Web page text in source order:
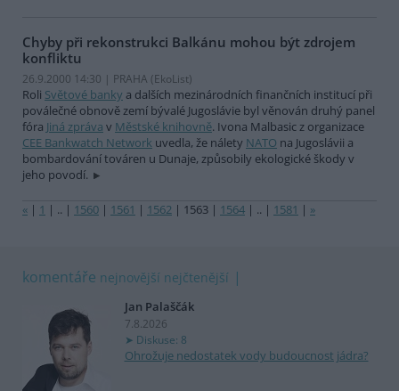
Chyby při rekonstrukci Balkánu mohou být zdrojem
konfliktu
26.9.2000 14:30 | PRAHA (EkoList)
Roli Světové banky a dalších mezinárodních finančních institucí při
poválečné obnově zemí bývalé Jugoslávie byl věnován druhý panel
fóra Jiná zpráva v Městské knihovně. Ivona Malbasic z organizace
CEE Bankwatch Network uvedla, že nálety NATO na Jugoslávii a
bombardování továren u Dunaje, způsobily ekologické škody v
jeho povodí.
« | 1 | .. | 1560 | 1561 | 1562 | 1563 | 1564 | .. | 1581 | »
komentáře nejnovější nejčtenější
Jan Palaščák
7.8.2026
Diskuse: 8
Ohrožuje nedostatek vody budoucnost jádra?